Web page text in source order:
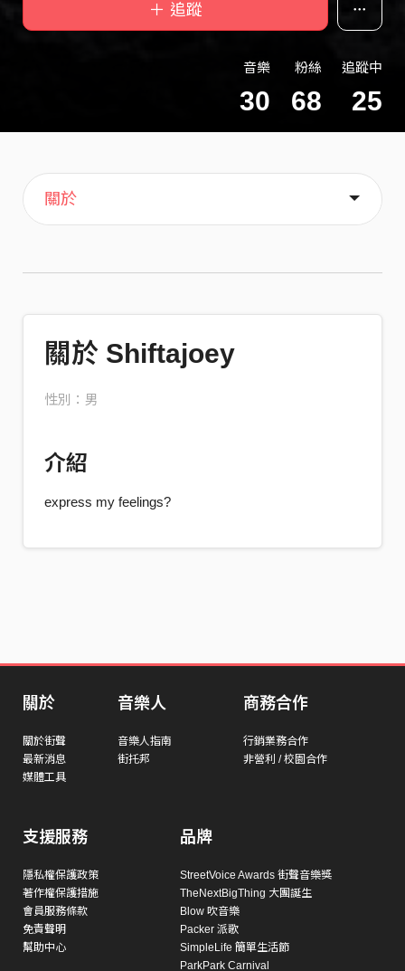
＋ 追蹤
音樂
30
粉絲
68
追蹤中
25
主頁
音樂
喜歡
關於
關於 Shiftajoey
性別：男
介紹
express my feelings?
關於
關於街聲
最新消息
媒體工具
音樂人
音樂人指南
街托邦
商務合作
行銷業務合作
非營利 / 校園合作
支援服務
隱私權保護政策
著作權保護措施
會員服務條款
免責聲明
幫助中心
品牌
StreetVoice Awards 街聲音樂獎
TheNextBigThing 大團誕生
Blow 吹音樂
Packer 派歌
SimpleLife 簡單生活節
ParkPark Carnival